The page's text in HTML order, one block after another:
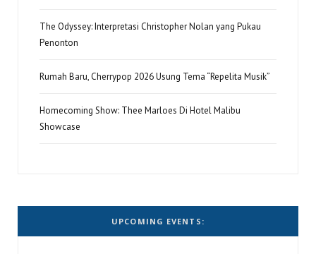
The Odyssey: Interpretasi Christopher Nolan yang Pukau
Penonton
Rumah Baru, Cherrypop 2026 Usung Tema “Repelita Musik”
Homecoming Show: Thee Marloes Di Hotel Malibu
Showcase
UPCOMING EVENTS: